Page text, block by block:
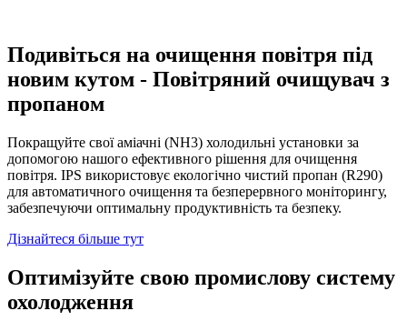
Подивіться на очищення повітря під
новим кутом - Повітряний очищувач з
пропаном
Покращуйте свої аміачні (NH3) холодильні установки за
допомогою нашого ефективного рішення для очищення
повітря. IPS використовує екологічно чистий пропан (R290)
для автоматичного очищення та безперервного моніторингу,
забезпечуючи оптимальну продуктивність та безпеку.
Дізнайтеся більше тут
Оптимізуйте свою промислову систему
охолодження